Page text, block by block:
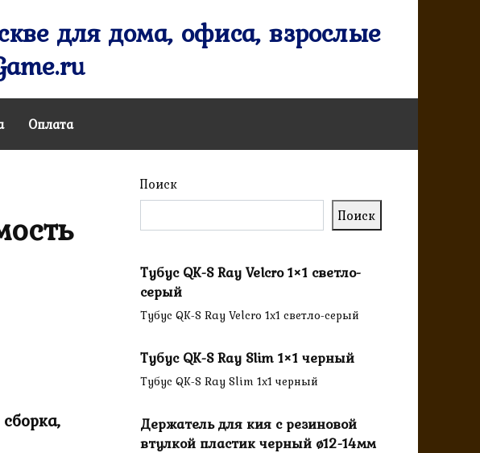
для дома, офиса, взрослые
Оплата
Поиск
Поиск
Тубус QK-S Ray Velcro 1×1 светло-
серый
Тубус QK-S Ray Velcro 1x1 светло-серый
Тубус QK-S Ray Slim 1×1 черный
Тубус QK-S Ray Slim 1x1 черный
Держатель для кия с резиновой
втулкой пластик черный ø12-14мм